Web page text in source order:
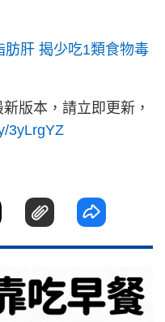
肪肝 揭少吃1類食物毒
版本，請立即更新，
3yLrgYZ